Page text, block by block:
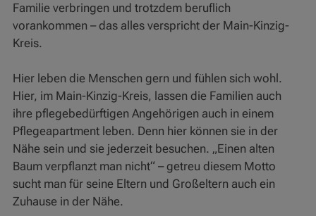
Familie verbringen und trotzdem beruflich
vorankommen – das alles verspricht der Main-Kinzig-
Kreis.
Hier leben die Menschen gern und fühlen sich wohl.
Hier, im Main-Kinzig-Kreis, lassen die Familien auch
ihre pflegebedürftigen Angehörigen auch in einem
Pflegeapartment leben. Denn hier können sie in der
Nähe sein und sie jederzeit besuchen. „Einen alten
Baum verpflanzt man nicht“ – getreu diesem Motto
sucht man für seine Eltern und Großeltern auch ein
Zuhause in der Nähe.